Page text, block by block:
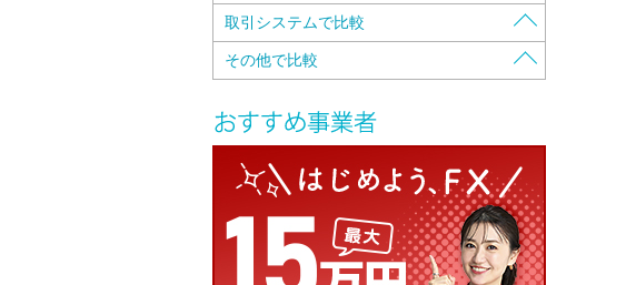
取引手数料で比較
入金・出金手数料で比較
口座維持手数料で比較
スプレッドで比較
スワップポイントで比較
最大レバレッジで比較
ロスカットで比較
最低取引単位で比較
証拠金の保全方法で比較
資本金で比較
自己資本規制比率で比較
本社・営業所所在地で比較
各種認証・認定で比較
カバー先で比較
取引システムで比較
注文方法で比較
両建可能かで比較
Open-Closeの時間で比較
その他で比較
キャッシュバックで比較
株主構成で比較
メールマガジンで比較
デモトレード（コンテスト有り/無し）で比
較
独自サービスで比較